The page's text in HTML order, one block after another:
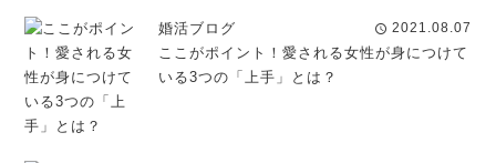
婚活ブログ
ここがポイント！愛される女性が身につけて
いる3つの「上手」とは？
schedule 2021.08.07